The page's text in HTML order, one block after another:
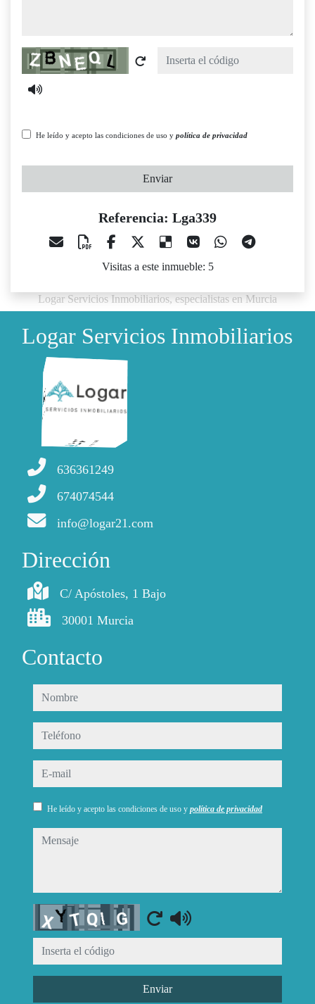
Captcha
He leído y acepto las condiciones de uso y política de privacidad
Enviar
Referencia: Lga339
Visitas a este inmueble: 5
Logar Servicios Inmobiliarios, especialistas en Murcia
Logar Servicios Inmobiliarios
636361249
674074544
info@logar21.com
Dirección
C/ Apóstoles, 1 Bajo
30001 Murcia
Contacto
nombre
teléfono
e-mail
He leído y acepto las condiciones de uso y política de privacidad
mensaje
Captcha
Enviar